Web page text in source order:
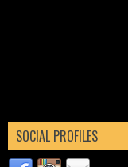
SOCIAL PROFILES